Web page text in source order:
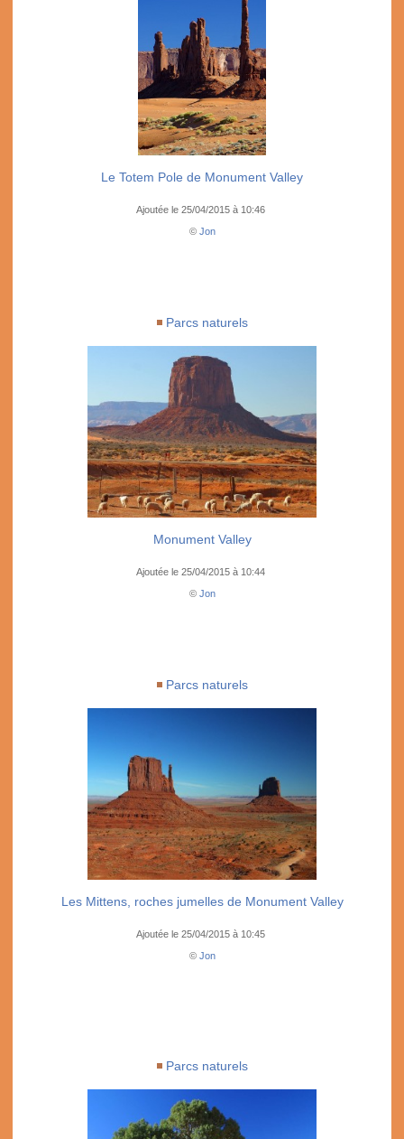
Le Totem Pole de Monument Valley
Ajoutée le 25/04/2015 à 10:46
© Jon
Parcs naturels
Monument Valley
Ajoutée le 25/04/2015 à 10:44
© Jon
Parcs naturels
Les Mittens, roches jumelles de Monument Valley
Ajoutée le 25/04/2015 à 10:45
© Jon
Parcs naturels